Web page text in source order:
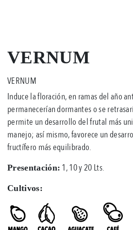
VERNUM
VERNUM
Induce la floración, en ramas del año
permanecerían dormantes o se
permite un desarrollo del frutal más
manejo; así mismo, favorece un
fructífero más equilibrado.
Presentación: 1, 10 y 20 Lts.
Cultivos: